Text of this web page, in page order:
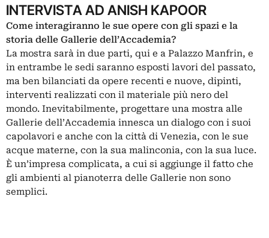
INTERVISTA AD ANISH KAPOOR
Come interagiranno le sue opere con gli spazi e la
storia delle Gallerie dell’Accademia?
La mostra sarà in due parti, qui e a Palazzo Manfrin, e
in entrambe le sedi saranno esposti lavori del passato,
ma ben bilanciati da opere recenti e nuove, dipinti,
interventi realizzati con il materiale più nero del
mondo. Inevitabilmente, progettare una mostra alle
Gallerie dell’Accademia innesca un dialogo con i suoi
capolavori e anche con la città di Venezia, con le sue
acque materne, con la sua malinconia, con la sua luce.
È un’impresa complicata, a cui si aggiunge il fatto che
gli ambienti al pianoterra delle Gallerie non sono
semplici.